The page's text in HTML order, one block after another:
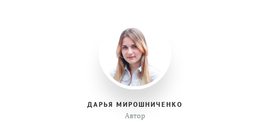
ДАРЬЯ МИРОШНИЧЕНКО
Автор